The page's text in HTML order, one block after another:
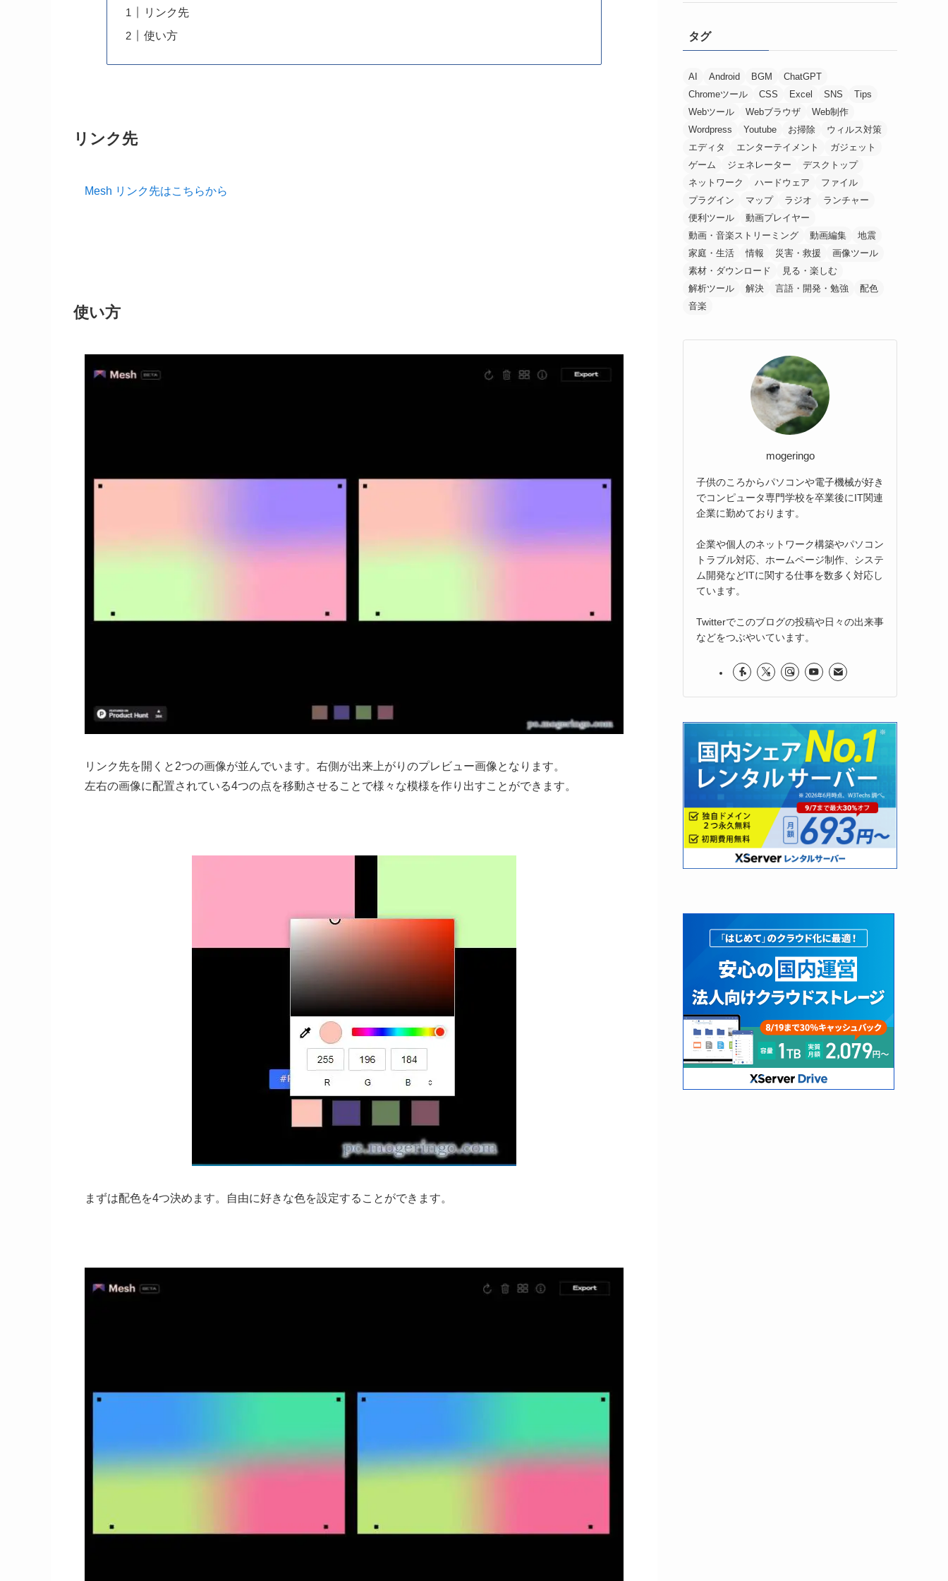
リンク先
使い方
リンク先
Mesh リンク先はこちらから
使い方
リンク先を開くと2つの画像が並んでいます。右側が出来上がりのプレビュー画像となります。
左右の画像に配置されている4つの点を移動させることで様々な模様を作り出すことができます。
まずは配色を4つ決めます。自由に好きな色を設定することができます。
タグ
AI Android BGM
ChatGPT
Chromeツール
CSS Excel SNS
Tips
Webツール
Webブラウザ
Web制作
Wordpress
Youtube お掃除
ウィルス対策
エディタ
エンターテイメント
ガジェット
ゲーム
ジェネレーター
デスクトップ
ネットワーク
ハードウェア
ファイル
プラグイン
マップ ラジオ
ランチャー
便利ツール
動画プレイヤー
動画・音楽ストリーミング
動画編集
地震
家庭・生活
情報 災害・救援
画像ツール
素材・ダウンロード
見る・楽しむ
解析ツール
解決 言語・開発・勉強
配色
音楽
mogeringo
子供のころからパソコンや電子機械が好き
でコンピュータ専門学校を卒業後にIT関連
企業に勤めております。
企業や個人のネットワーク構築やパソコン
トラブル対応、ホームページ制作、システ
ム開発などITに関する仕事を数多く対応し
ています。
Twitterでこのブログの投稿や日々の出来事
などをつぶやいています。